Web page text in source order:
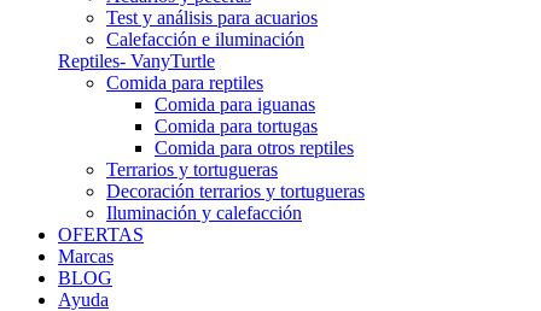
Test y análisis para acuarios
Calefacción e iluminación
Reptiles- VanyTurtle
Comida para reptiles
Comida para iguanas
Comida para tortugas
Comida para otros reptiles
Terrarios y tortugueras
Decoración terrarios y tortugueras
Iluminación y calefacción
OFERTAS
Marcas
BLOG
Ayuda